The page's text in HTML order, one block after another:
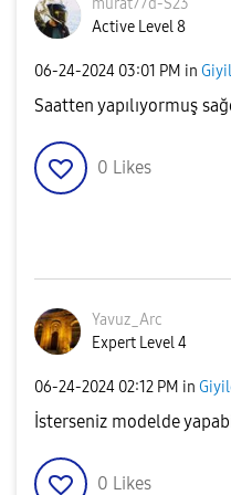
murat77d-S23
Active Level 8
‎06-24-2024 03:01 PM in
Saatten yapılıyormuş
0 Likes
Yavuz_Arc
Expert Level 4
‎06-24-2024 02:12 PM in
İsterseniz modelde
0 Likes